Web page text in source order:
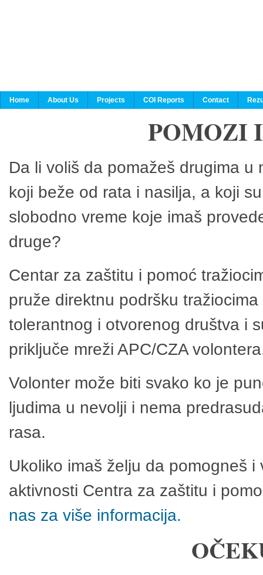
Home About Us Projects COI Reports Contact
POMOZI
Da li voliš da pomažeš drugima
koji beže od rata i nasilja, a koji
slobodno vreme koje imaš
druge?
Centar za zaštitu i pomoć
pruže direktnu podršku
tolerantnog i otvorenog društva i
priključe mreži APC/CZA
Volonter može biti svako ko je
ljudima u nevolji i nema
rasa.
Ukoliko imaš želju da pomogneš
aktivnosti Centra za zaštitu i
nas za više informacija.